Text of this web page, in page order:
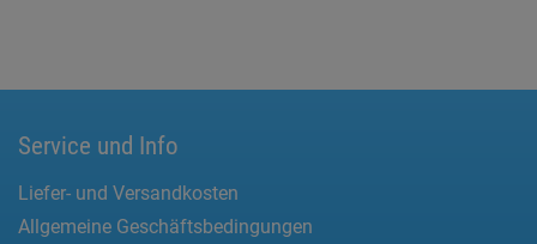
Service und Info
Liefer- und Versandkosten
Allgemeine Geschäftsbedingungen